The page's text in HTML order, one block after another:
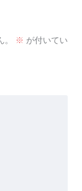
※ が付いてい